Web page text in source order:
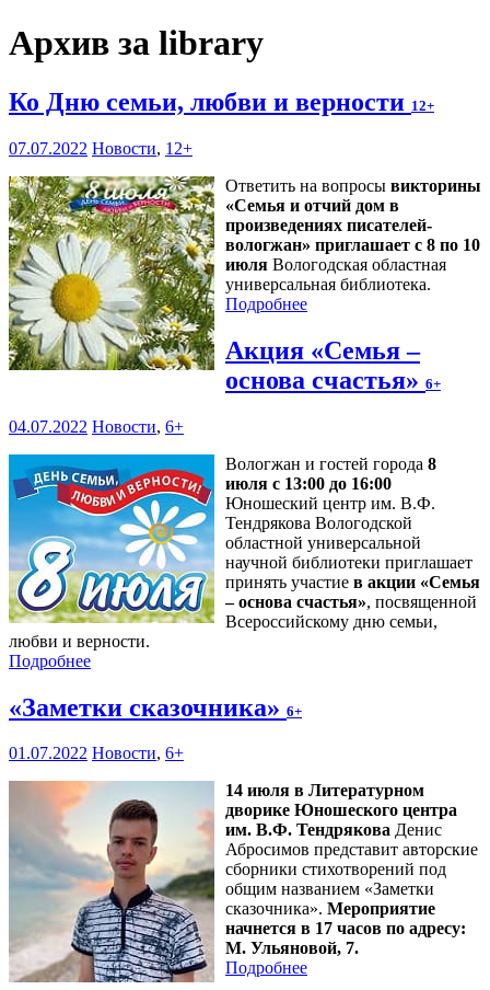
Архив за library
Ко Дню семьи, любви и верности 12+
07.07.2022 Новости, 12+
Ответить на вопросы викторины
«Семья и отчий дом в
произведениях писателей-
вологжан» приглашает с 8 по 10
июля Вологодская областная
универсальная библиотека.
Подробнее
Акция «Семья –
основа счастья» 6+
04.07.2022 Новости, 6+
Вологжан и гостей города 8
июля с 13:00 до 16:00
Юношеский центр им. В.Ф.
Тендрякова Вологодской
областной универсальной
научной библиотеки приглашает
принять участие в акции «Семья
– основа счастья», посвященной
Всероссийскому дню семьи,
любви и верности.
Подробнее
«Заметки сказочника» 6+
01.07.2022 Новости, 6+
14 июля в Литературном
дворике Юношеского центра
им. В.Ф. Тендрякова Денис
Абросимов представит авторские
сборники стихотворений под
общим названием «Заметки
сказочника». Мероприятие
начнется в 17 часов по адресу:
М. Ульяновой, 7.
Подробнее